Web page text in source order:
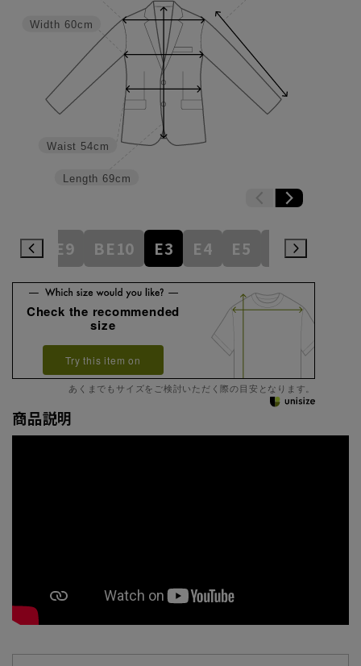
Length 69cm
Waist 54cm
Width 60cm
BE9 BE10 E3 E4 E5 E6
Check the recommended
size
Try this item on
あくまでもサイズをご検討いただく際の目安となります。
商品説明